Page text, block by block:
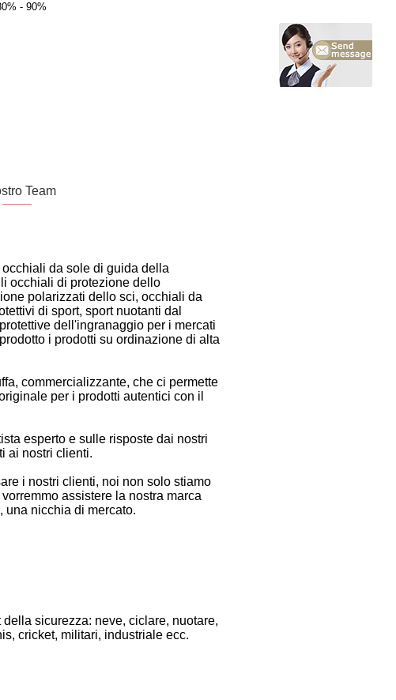
- 90%
Team
da sole di guida della
occhiali di protezione dello
polarizzati dello sci, occhiali da
di sport, sport nuotanti dal
dell'ingranaggio per i mercati
i prodotti su ordinazione di alta
commercializzante, che ci permette
per i prodotti autentici con il
esperto e sulle risposte dai nostri
ai nostri clienti.
i nostri clienti, noi non solo stiamo
assistere la nostra marca
una nicchia di mercato.
sicurezza: neve, ciclare, nuotare,
cricket, militari, industriale ecc.